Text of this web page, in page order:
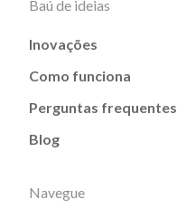
Baú de ideias
Inovações
Como funciona
Perguntas frequentes
Blog
Navegue